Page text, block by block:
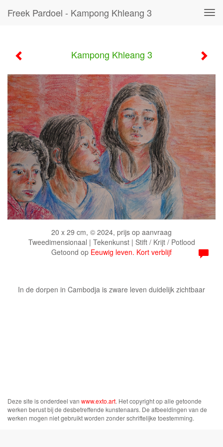
Freek Pardoel - Kampong Khleang 3
Kampong Khleang 3
20 x 29 cm, © 2024, prijs op aanvraag
Tweedimensionaal | Tekenkunst | Stift / Krijt / Potlood
Getoond op Eeuwig leven. Kort verblijf
In de dorpen in Cambodja is zware leven duidelijk zichtbaar
Deze site is onderdeel van www.exto.art. Het copyright op alle getoonde
werken berust bij de desbetreffende kunstenaars. De afbeeldingen van de
werken mogen niet gebruikt worden zonder schriftelijke toestemming.